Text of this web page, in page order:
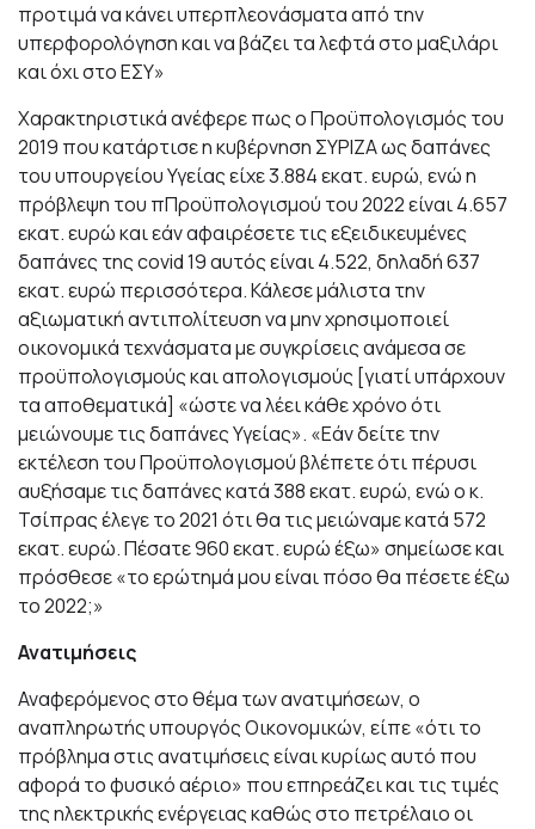
προτιμά να κάνει υπερπλεονάσματα από την
υπερφορολόγηση και να βάζει τα λεφτά στο μαξιλάρι
και όχι στο ΕΣΥ»
Χαρακτηριστικά ανέφερε πως ο Προϋπολογισμός του
2019 που κατάρτισε η κυβέρνηση ΣΥΡΙΖΑ ως δαπάνες
του υπουργείου Υγείας είχε 3.884 εκατ. ευρώ, ενώ η
πρόβλεψη του πΠροϋπολογισμού του 2022 είναι 4.657
εκατ. ευρώ και εάν αφαιρέσετε τις εξειδικευμένες
δαπάνες της covid 19 αυτός είναι 4.522, δηλαδή 637
εκατ. ευρώ περισσότερα. Κάλεσε μάλιστα την
αξιωματική αντιπολίτευση να μην χρησιμοποιεί
οικονομικά τεχνάσματα με συγκρίσεις ανάμεσα σε
προϋπολογισμούς και απολογισμούς [γιατί υπάρχουν
τα αποθεματικά] «ώστε να λέει κάθε χρόνο ότι
μειώνουμε τις δαπάνες Υγείας». «Εάν δείτε την
εκτέλεση του Προϋπολογισμού βλέπετε ότι πέρυσι
αυξήσαμε τις δαπάνες κατά 388 εκατ. ευρώ, ενώ ο κ.
Τσίπρας έλεγε το 2021 ότι θα τις μειώναμε κατά 572
εκατ. ευρώ. Πέσατε 960 εκατ. ευρώ έξω» σημείωσε και
πρόσθεσε «το ερώτημά μου είναι πόσο θα πέσετε έξω
το 2022;»
Ανατιμήσεις
Αναφερόμενος στο θέμα των ανατιμήσεων, ο
αναπληρωτής υπουργός Οικονομικών, είπε «ότι το
πρόβλημα στις ανατιμήσεις είναι κυρίως αυτό που
αφορά το φυσικό αέριο» που επηρεάζει και τις τιμές
της ηλεκτρικής ενέργειας καθώς στο πετρέλαιο οι